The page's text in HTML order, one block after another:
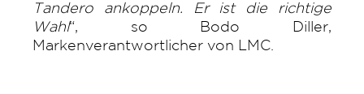
Tandero ankoppeln. Er ist die richtige
Wahl“, so Bodo Diller,
Markenverantwortlicher von LMC.